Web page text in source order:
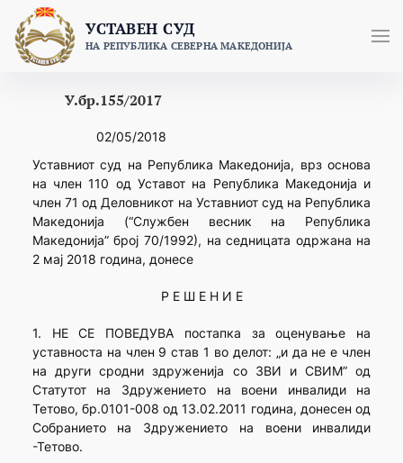
content
УСТАВЕН СУД
НА РЕПУБЛИКА СЕВЕРНА МАКЕДОНИЈА
У.бр.155/2017
02/05/2018
Уставниот суд на Република Македонија, врз основа
на член 110 од Уставот на Република Македонија и
член 71 од Деловникот на Уставниот суд на Република
Македонија (“Службен весник на Република
Македонија” број 70/1992), на седницата одржана на
2 мај 2018 година, донесе
Р Е Ш Е Н И Е
1. НЕ СЕ ПОВЕДУВА постапка за оценување на
уставноста на член 9 став 1 во делот: „и да не е член
на други сродни здруженија со ЗВИ и СВИМ” од
Статутот на Здружението на воени инвалиди на
Тетово, бр.0101-008 од 13.02.2011 година, донесен од
Собранието на Здружението на воени инвалиди
-Тетово.